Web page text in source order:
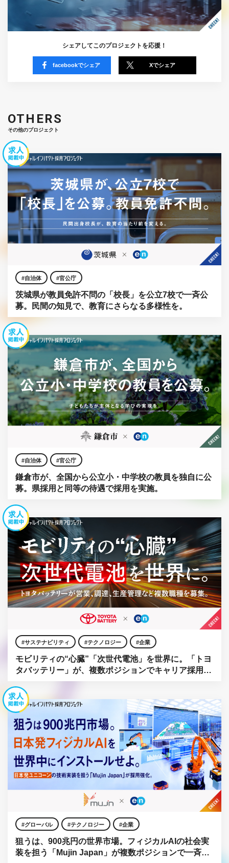
シェアしてこのプロジェクトを応援！
facebookでシェア Xでシェア
OTHERS
その他のプロジェクト
自治体 官公庁
茨城県が教員免許不問の「校長」を公立7校で一斉公
募。民間の知見で、教育にさらなる多様性を。
自治体 官公庁
鎌倉市が、全国から公立小・中学校の教員を独自に公
募。県採用と同等の待遇で採用を実施。
サステナビリティ テクノロジー 企業
モビリティの“心臓”「次世代電池」を世界に。「トヨ
タバッテリー」が、複数ポジションでキャリア採用を
グローバル テクノロジー 企業
狙うは、900兆円の世界市場。フィジカルAIの社会実
装を担う「Mujin Japan」が複数ポジションで一斉公